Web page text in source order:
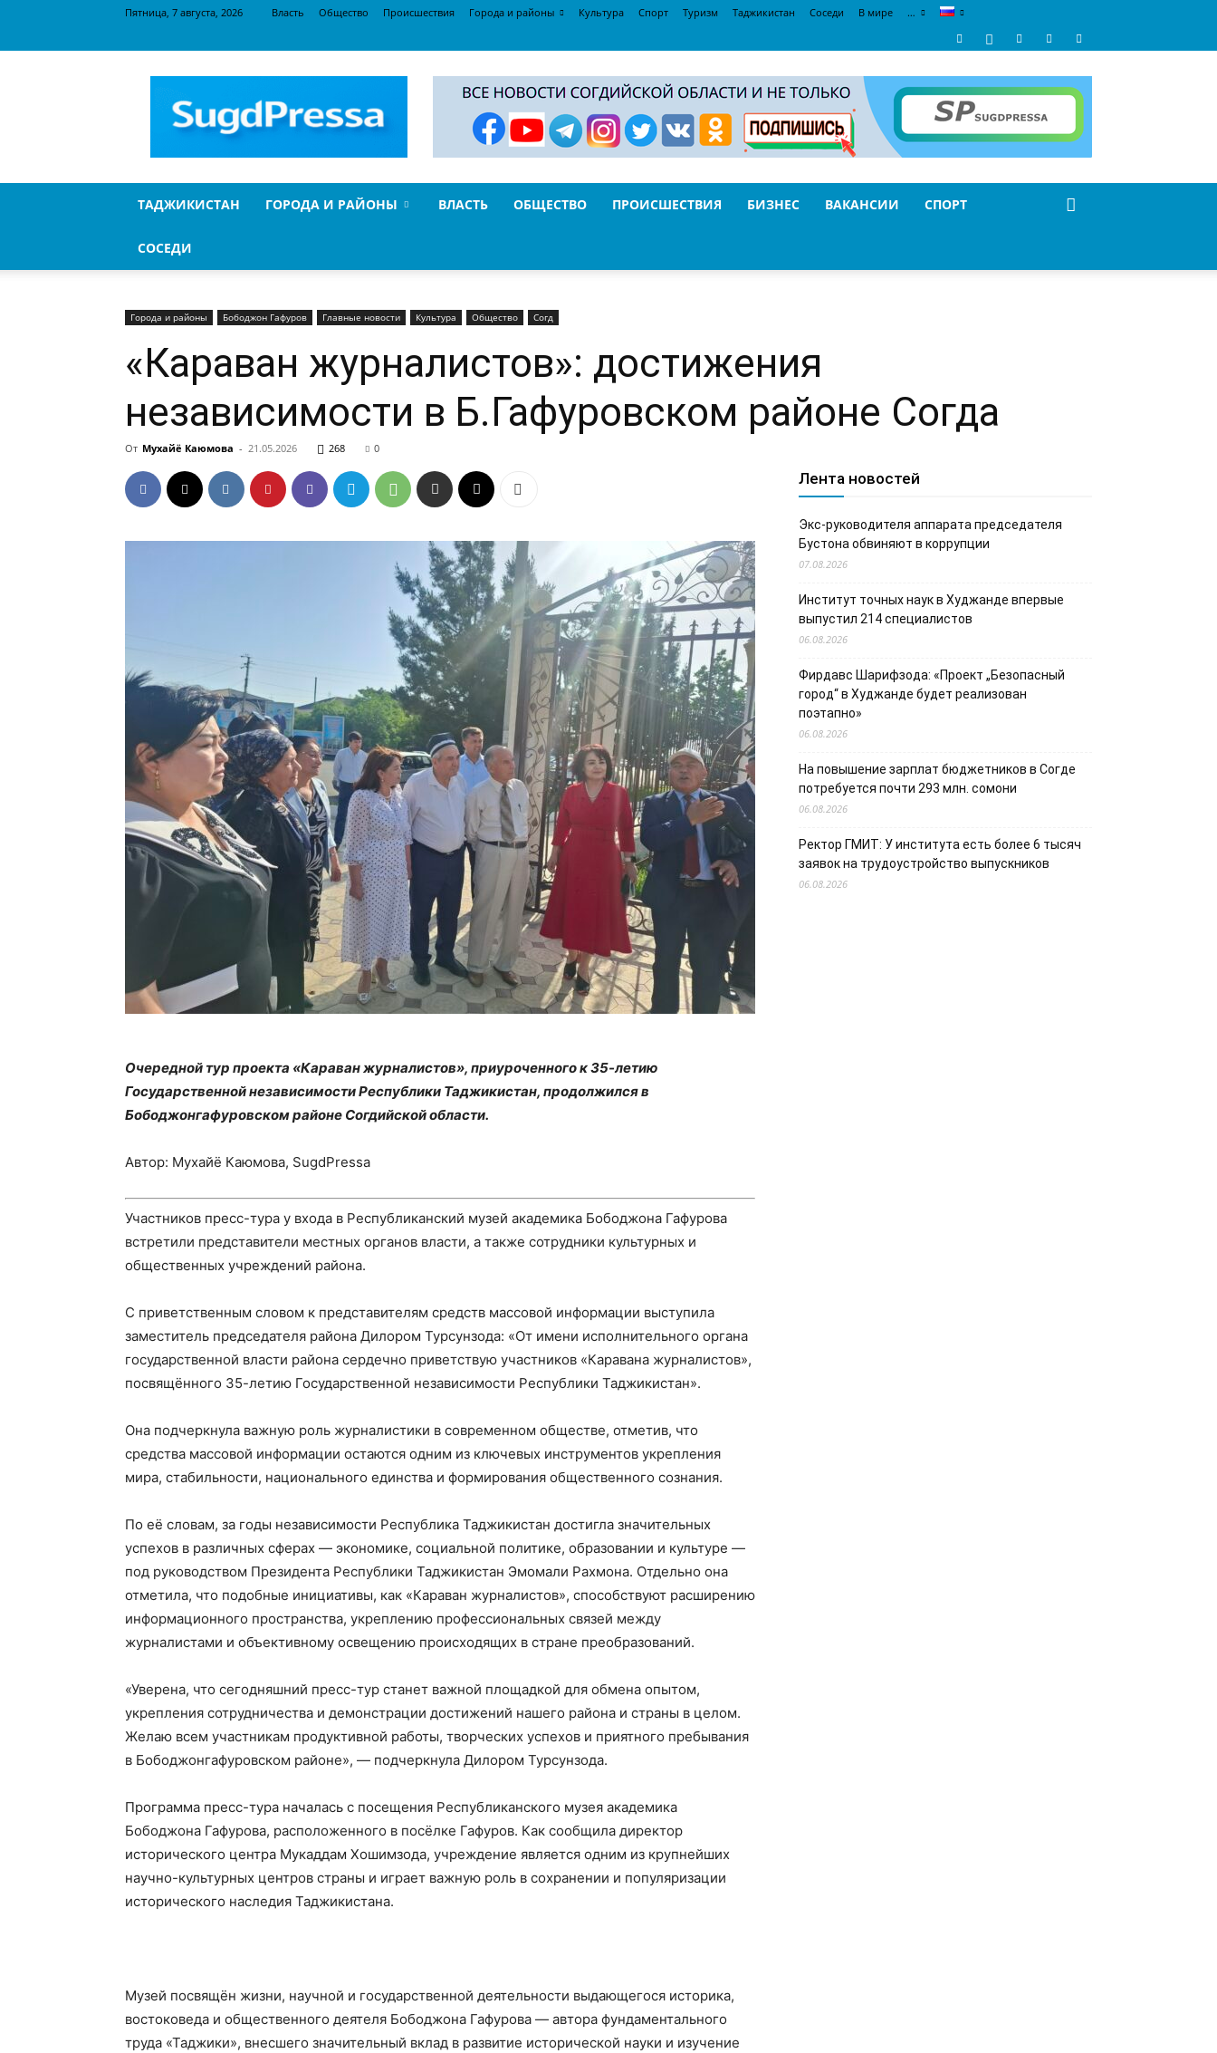
Пятница, 7 августа, 2026 Власть Общество Происшествия Города и районы Культура Спорт Туризм Таджикистан Соседи В мире …
ТАДЖИКИСТАН ГОРОДА И РАЙОНЫ ВЛАСТЬ ОБЩЕСТВО ПРОИСШЕСТВИЯ БИЗНЕС ВАКАНСИИ СПОРТ
СОСЕДИ
Города и районы Бободжон Гафуров Главные новости Культура Общество Согд
«Караван журналистов»: достижения
независимости в Б.Гафуровском районе Согда
От Мухайё Каюмова - 21.05.2026 268 0
Очередной тур проекта «Караван журналистов», приуроченного к 35-летию
Государственной независимости Республики Таджикистан, продолжился в
Бободжонгафуровском районе Согдийской области.
Автор: Мухайё Каюмова, SugdPressa
Участников пресс-тура у входа в Республиканский музей академика Бободжона Гафурова
встретили представители местных органов власти, а также сотрудники культурных и
общественных учреждений района.
С приветственным словом к представителям средств массовой информации выступила
заместитель председателя района Дилором Турсунзода: «От имени исполнительного органа
государственной власти района сердечно приветствую участников «Каравана журналистов»,
посвящённого 35-летию Государственной независимости Республики Таджикистан».
Она подчеркнула важную роль журналистики в современном обществе, отметив, что
средства массовой информации остаются одним из ключевых инструментов укрепления
мира, стабильности, национального единства и формирования общественного сознания.
По её словам, за годы независимости Республика Таджикистан достигла значительных
успехов в различных сферах — экономике, социальной политике, образовании и культуре —
под руководством Президента Республики Таджикистан Эмомали Рахмона. Отдельно она
отметила, что подобные инициативы, как «Караван журналистов», способствуют расширению
информационного пространства, укреплению профессиональных связей между
журналистами и объективному освещению происходящих в стране преобразований.
«Уверена, что сегодняшний пресс-тур станет важной площадкой для обмена опытом,
укрепления сотрудничества и демонстрации достижений нашего района и страны в целом.
Желаю всем участникам продуктивной работы, творческих успехов и приятного пребывания
в Бободжонгафуровском районе», — подчеркнула Дилором Турсунзода.
Программа пресс-тура началась с посещения Республиканского музея академика
Бободжона Гафурова, расположенного в посёлке Гафуров. Как сообщила директор
исторического центра Мукаддам Хошимзода, учреждение является одним из крупнейших
научно-культурных центров страны и играет важную роль в сохранении и популяризации
исторического наследия Таджикистана.
Музей посвящён жизни, научной и государственной деятельности выдающегося историка,
востоковеда и общественного деятеля Бободжона Гафурова — автора фундаментального
труда «Таджики», внесшего значительный вклад в развитие исторической науки и изучение
Лента новостей
Экс-руководителя аппарата председателя
Бустона обвиняют в коррупции
07.08.2026
Институт точных наук в Худжанде впервые
выпустил 214 специалистов
06.08.2026
Фирдавс Шарифзода: «Проект „Безопасный
город“ в Худжанде будет реализован
поэтапно»
06.08.2026
На повышение зарплат бюджетников в Согде
потребуется почти 293 млн. сомони
06.08.2026
Ректор ГМИТ: У института есть более 6 тысяч
заявок на трудоустройство выпускников
06.08.2026